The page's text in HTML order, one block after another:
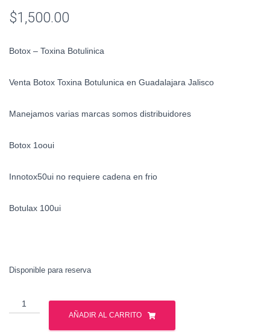
$1,500.00
Botox – Toxina Botulinica
Venta Botox Toxina Botulunica en Guadalajara Jalisco
Manejamos varias marcas somos distribuidores
Botox 1ooui
Innotox50ui no requiere cadena en frio
Botulax 100ui
Disponible para reserva
Botox
-
AÑADIR AL CARRITO